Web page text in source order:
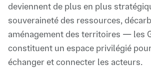
deviennent de plus en plus
souveraineté des ressources,
aménagement des territoires — les
constituent un espace privilégié
échanger et connecter les acteurs.